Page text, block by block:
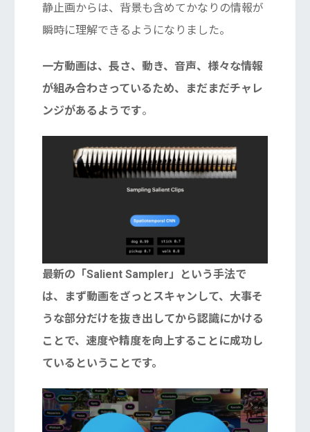
静止画からは、背景も含めてかなりの情報が
瞬時に理解できるようになりました。
一方動画は、長さ、動き、音声、様々な情報
が組み合わさっているため、まだまだチャレ
ンジがあるようです。
最新の「Salient Sampler」という手法で
は、まず動画をざっとスキャンして、大事そ
うな部分だけを抜き出してから認識にかける
ことで、速度や精度を向上することに成功し
ているということです。